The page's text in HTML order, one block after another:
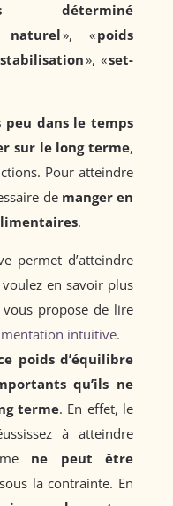
déterminé
naturel», «poids
», «set-
dans le temps
sur le long terme,
Pour atteindre
de manger en
.
permet d’atteindre
en savoir plus
propose de lire
intuitive.
poids d’équilibre
qu’ils ne
terme. En effet, le
à atteindre
ne peut être
la contrainte. En